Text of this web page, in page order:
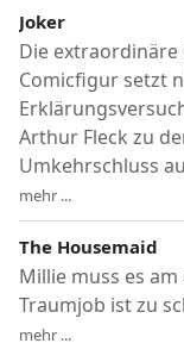
Joker
Die
Comicfigur setzt
Arthur Fleck zu
Umkehrschluss
mehr ...
The Housemaid
Millie muss es
Traumjob ist zu
mehr ...